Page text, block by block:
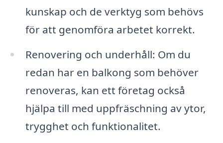
kunskap och de verktyg som behövs
för att genomföra arbetet korrekt.
Renovering och underhåll: Om du
redan har en balkong som behöver
renoveras, kan ett företag också
hjälpa till med uppfräschning av ytor,
trygghet och funktionalitet.